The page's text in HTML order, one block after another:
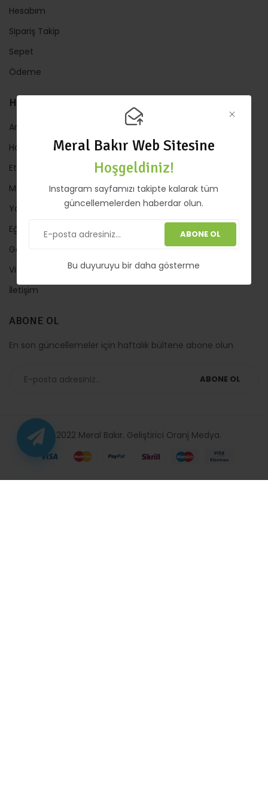
Meral Bakır Web Sitesine
Hoşgeldiniz!
Instagram sayfamızı takipte kalarak tüm
güncellemelerden haberdar olun.
ABONE OL
Bu duyuruyu bir daha gösterme
Hesabım
Sipariş Takip
Sepet
Ödeme
HIZLI LİNKLER
Anasayfa
Hakkında
Etkinlik
Mağaza
Yazılar
Eğitimler
Galeri
Video
İletişim
ABONE OL
En son güncellemeler için haftalık bültene abone olun
ABONE OL
© 2022 Meral Bakır. Geliştirici Oranj Medya.